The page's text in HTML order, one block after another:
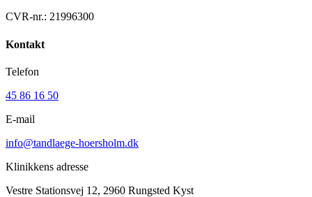
CVR-nr.: 21996300
Kontakt
Telefon
45 86 16 50
E-mail
info@tandlaege-hoersholm.dk
Klinikkens adresse
Vestre Stationsvej 12, 2960 Rungsted Kyst